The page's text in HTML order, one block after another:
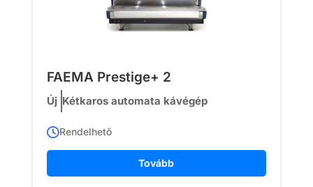
FAEMA Prestige+ 2
Új Kétkaros automata kávégép
Tovább
Rendelhető